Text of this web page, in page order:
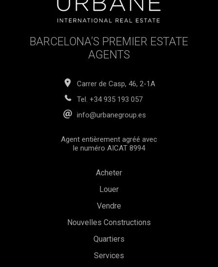
BARCELONA’S PREMIER ESTATE
AGENTS
Carrer de Casp, 46, 2-1A
Tel. +34 935 193 057
info@urbanegroup.es
Agent entièrement agréé avec
le numéro AICAT 8994
Acheter
Louer
Vendre
Nouvelles Constructions
Quartiers
Services